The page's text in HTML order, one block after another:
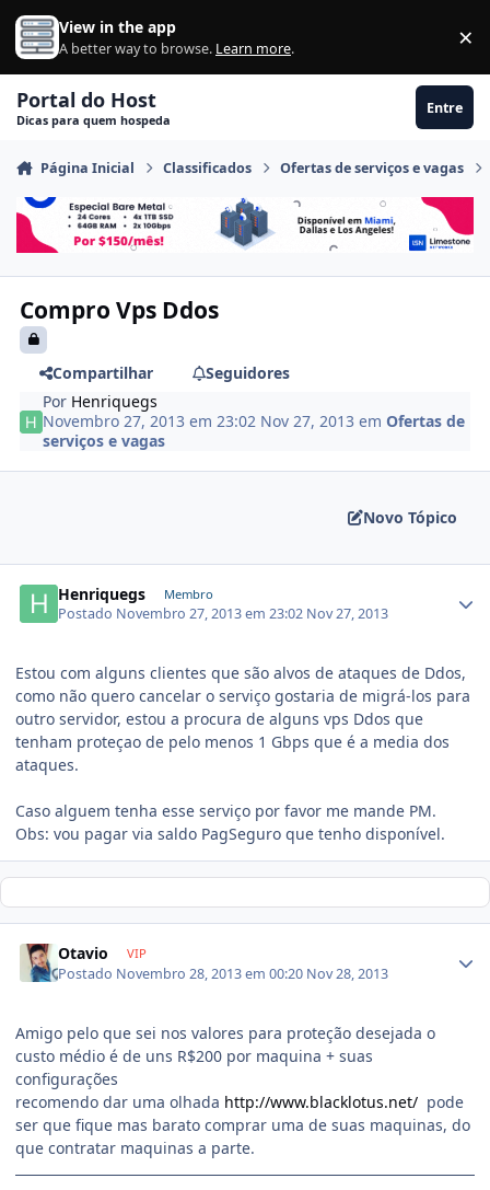
Ir para conteúdo
View in the app
A better way to browse. Learn more. ×
Portal do Host
Dicas para quem hospeda
Entre
Página Inicial Classificados Ofertas de serviços e vagas
Compro Vps Ddos
Compartilhar
Seguidores
Por Henriquegs
Novembro 27, 2013 em 23:02 Nov 27, 2013 emOfertas de
serviços e vagas
Novo Tópico
Henriquegs Membro
Postado Novembro 27, 2013 em 23:02 Nov 27, 2013
Estou com alguns clientes que são alvos de ataques de Ddos,
como não quero cancelar o serviço gostaria de migrá-los para
outro servidor, estou a procura de alguns vps Ddos que
tenham proteçao de pelo menos 1 Gbps que é a media dos
ataques.
Caso alguem tenha esse serviço por favor me mande PM.
Obs: vou pagar via saldo PagSeguro que tenho disponível.
Otavio VIP
Postado Novembro 28, 2013 em 00:20 Nov 28, 2013
Amigo pelo que sei nos valores para proteção desejada o
custo médio é de uns R$200 por maquina + suas
configurações
recomendo dar uma olhada http://www.blacklotus.net/ pode
ser que fique mas barato comprar uma de suas maquinas, do
que contratar maquinas a parte.